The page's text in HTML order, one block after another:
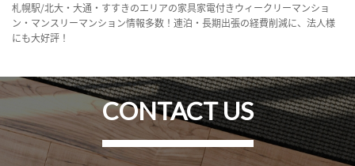
札幌駅/北大・大通・すすきのエリアの家具家電付きウィークリーマンショ
ン・マンスリーマンション情報多数！連泊・長期出張の経費削減に、法人様
にも大好評！
CONTACT US